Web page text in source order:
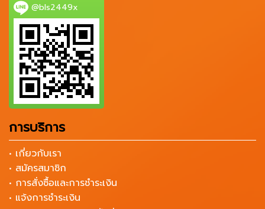
@bls2449x
การบริการ
• เกี่ยวกับเรา
• สมัครสมาชิก
• การสั่งซื้อและการชำระเงิน
• แจ้งการชำระเงิน